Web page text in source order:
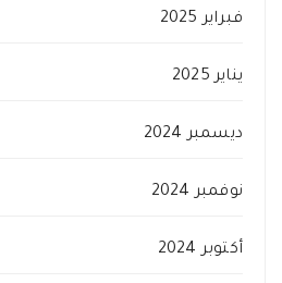
فبراير 2025
يناير 2025
ديسمبر 2024
نوفمبر 2024
أكتوبر 2024